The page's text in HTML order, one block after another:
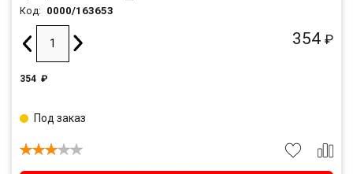
Код: 0000/163653
354 ₽
354 ₽
Под заказ